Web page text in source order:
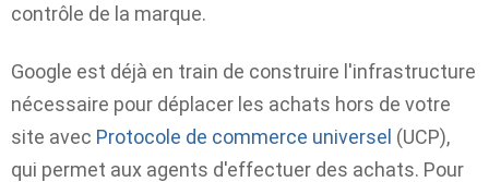
contrôle de la marque.
Google est déjà en train de construire l'infrastructure
nécessaire pour déplacer les achats hors de votre
site avec Protocole de commerce universel (UCP),
qui permet aux agents d'effectuer des achats. Pour